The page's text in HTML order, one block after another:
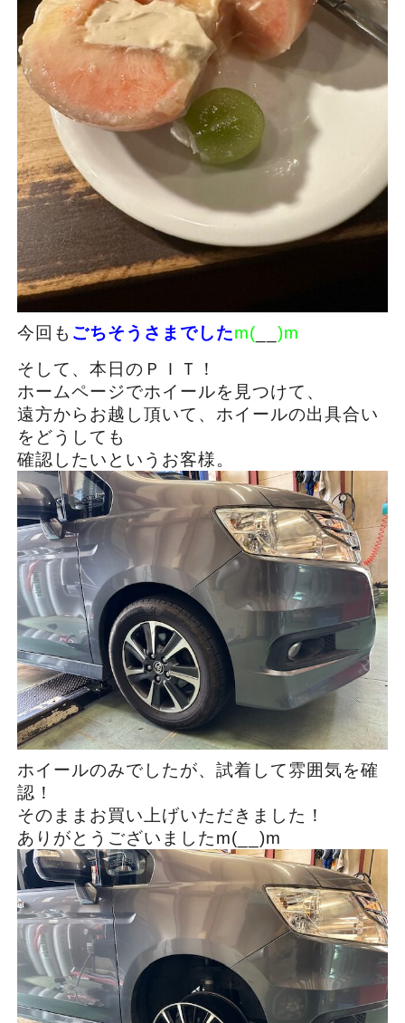
今回も ごちそうさまでしたm(
)m
そして、本日のＰＩＴ！
ホームページでホイールを見つけて、
遠方からお越し頂いて、ホイールの出具合い
をどうしても
確認したいというお客様。
ホイールのみでしたが、試着して雰囲気を確
認！
そのままお買い上げいただきました！
ありがとうございましたm(__)m